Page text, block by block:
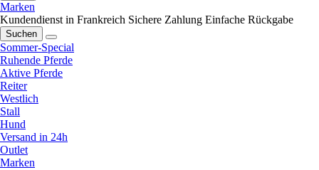
Marken
Kundendienst in Frankreich Sichere Zahlung Einfache Rückgabe
Suchen
Sommer-Special
Ruhende Pferde
Aktive Pferde
Reiter
Westlich
Stall
Hund
Versand in 24h
Outlet
Marken